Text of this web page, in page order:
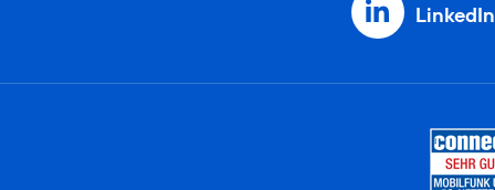
LinkedIn